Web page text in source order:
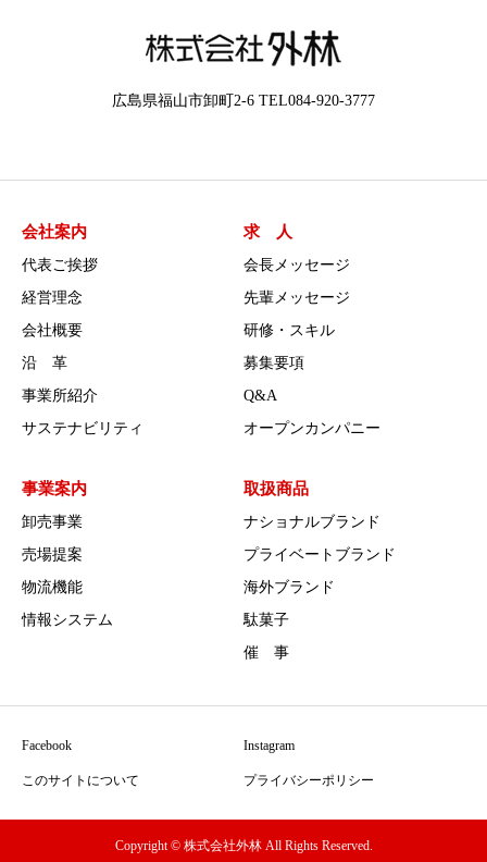
広島県福山市卸町2-6 TEL084-920-3777
会社案内
代表ご挨拶
経営理念
会社概要
沿 革
事業所紹介
サステナビリティ
求 人
会長メッセージ
先輩メッセージ
研修・スキル
募集要項
Q&A
オープンカンパニー
事業案内
卸売事業
売場提案
物流機能
情報システム
取扱商品
ナショナルブランド
プライベートブランド
海外ブランド
駄菓子
催 事
Facebook Instagram
このサイトについて プライバシーポリシー
Copyright © 株式会社外林 All Rights Reserved.